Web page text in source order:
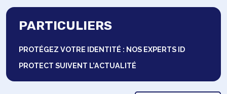
PARTICULIERS
PROTÉGEZ VOTRE IDENTITÉ : NOS EXPERTS ID
PROTECT SUIVENT L’ACTUALITÉ